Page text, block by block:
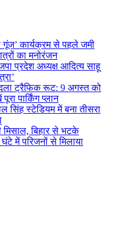
गूंज’ कार्यक्रम से पहले जमी
का मनोरंजन
प्रदेश अध्यक्ष आदित्य साहू
ट्रैफिक रूट: 9 अगस्त को
पार्किंग प्लान
सिंह स्टेडियम में बना तीसरा
बिहार से भटके
में परिजनों से मिलाया